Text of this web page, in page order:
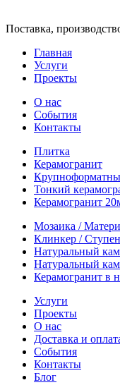
Поставка,
Главная
Услуги
Проекты
О нас
События
Контакты
Плитка
Керамогранит
Тонкий
Керамогранит
Мозаика /
Клинкер /
Натуральный
Натуральный
Керамогранит в
Услуги
Проекты
О нас
Доставка и
События
Контакты
Блог